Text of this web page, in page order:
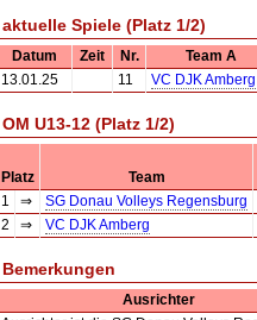
aktuelle Spiele (Platz 1/2)
Datum Zeit Nr.
Team A
13.01.25
11 VC DJK Amberg
OM U13-12 (Platz 1/2)
Platz
Team
1
⇒
SG Donau Volleys Regensburg
2
⇒ VC DJK Amberg
Bemerkungen
Ausrichter